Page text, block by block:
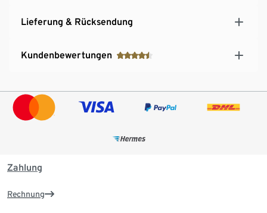
Lieferung & Rücksendung
Kundenbewertungen
Zahlung
Rechnung